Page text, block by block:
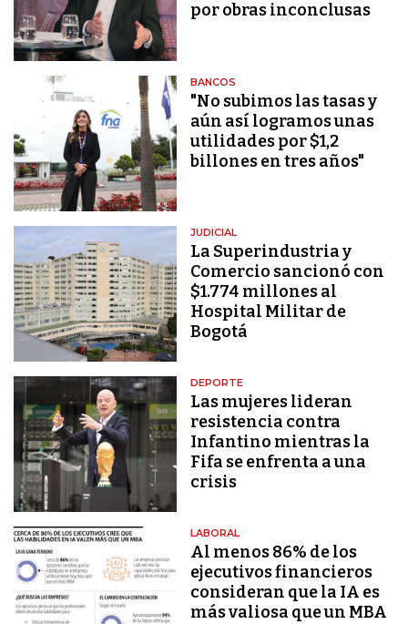
por obras inconclusas
BANCOS
"No subimos las tasas y
aún así logramos unas
utilidades por $1,2
billones en tres años"
JUDICIAL
La Superindustria y
Comercio sancionó con
$1.774 millones al
Hospital Militar de
Bogotá
DEPORTE
Las mujeres lideran
resistencia contra
Infantino mientras la
Fifa se enfrenta a una
crisis
LABORAL
Al menos 86% de los
ejecutivos financieros
consideran que la IA es
más valiosa que un MBA